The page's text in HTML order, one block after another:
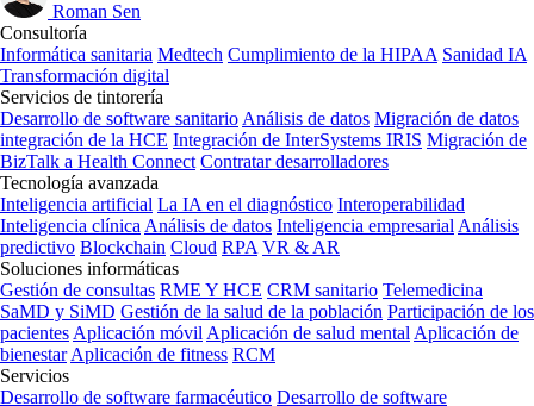
Roman Sen
Consultoría
Informática sanitaria Medtech Cumplimiento de la HIPAA Sanidad IA
Transformación digital
Servicios de tintorería
Desarrollo de software sanitario Análisis de datos Migración de datos
integración de la HCE Integración de InterSystems IRIS Migración de
BizTalk a Health Connect Contratar desarrolladores
Tecnología avanzada
Inteligencia artificial La IA en el diagnóstico Interoperabilidad
Inteligencia clínica Análisis de datos Inteligencia empresarial Análisis
predictivo Blockchain Cloud RPA VR & AR
Soluciones informáticas
Gestión de consultas RME Y HCE CRM sanitario Telemedicina
SaMD y SiMD Gestión de la salud de la población Participación de los
pacientes Aplicación móvil Aplicación de salud mental Aplicación de
bienestar Aplicación de fitness RCM
Servicios
Desarrollo de software farmacéutico Desarrollo de software